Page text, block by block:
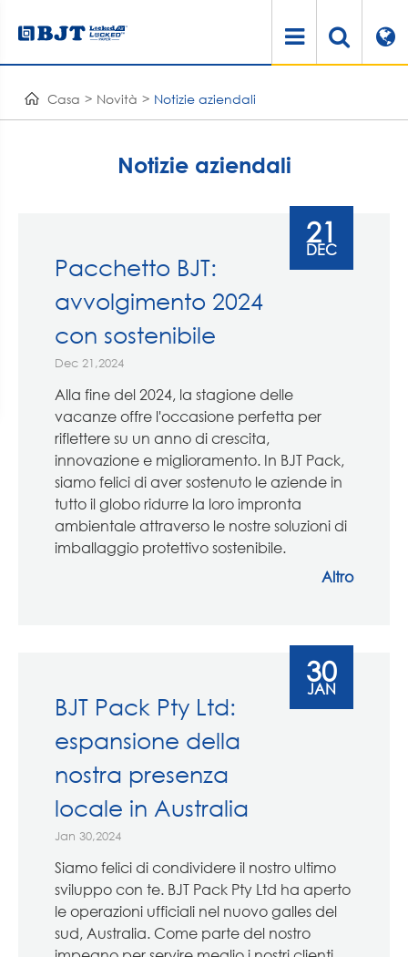
Casa Novità Notizie aziendali
Notizie aziendali
Pacchetto BJT:
avvolgimento 2024
con sostenibile
Dec 21,2024
Alla fine del 2024, la stagione delle
vacanze offre l'occasione perfetta per
riflettere su un anno di crescita,
innovazione e miglioramento. In BJT Pack,
siamo felici di aver sostenuto le aziende in
tutto il globo ridurre la loro impronta
ambientale attraverso le nostre soluzioni di
imballaggio protettivo sostenibile.
Altro
21
DEC
BJT Pack Pty Ltd:
espansione della
nostra presenza
locale in Australia
Jan 30,2024
Siamo felici di condividere il nostro ultimo
sviluppo con te. BJT Pack Pty Ltd ha aperto
le operazioni ufficiali nel nuovo galles del
sud, Australia. Come parte del nostro
30
JAN